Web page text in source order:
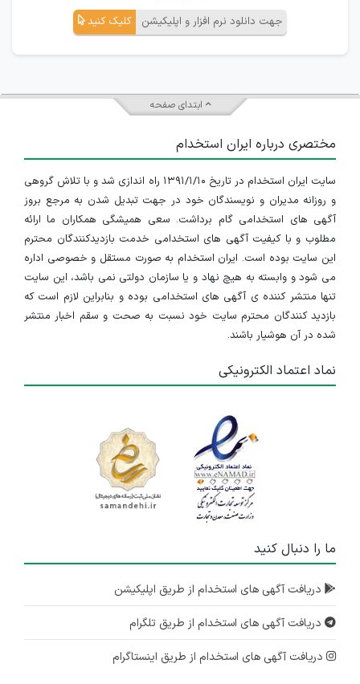
جهت دانلود نرم افزار و اپلیکیشن کلیک کنید
ابتدای صفحه
مختصری درباره ایران استخدام
سایت ایران استخدام در تاریخ ۱۳۹۱/۱/۱۰ راه اندازی شد و با تلاش گروهی
و روزانه مدیران و نویسندگان خود در جهت تبدیل شدن به مرجع بروز
آگهی های استخدامی گام برداشت. سعی همیشگی همکاران ما ارائه
مطلوب و با کیفیت آگهی های استخدامی خدمت بازدیدکنندگان محترم
این سایت بوده است. ایران استخدام به صورت مستقل و خصوصی اداره
می شود و وابسته به هیچ نهاد و یا سازمان دولتی نمی باشد، این سایت
تنها منتشر کننده ی آگهی های استخدامی بوده و بنابراین لازم است که
بازدید کنندگان محترم سایت خود نسبت به صحت و سقم اخبار منتشر
شده در آن هوشیار باشند.
نماد اعتماد الکترونیکی
ما را دنبال کنید
دریافت آگهی های استخدام از طریق اپلیکیشن
دریافت آگهی های استخدام از طریق تلگرام
دریافت آگهی های استخدام از طریق اینستاگرام